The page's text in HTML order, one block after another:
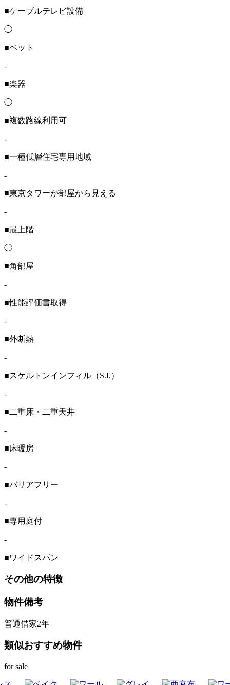
■ケーブルテレビ設備
◯
■ペット
-
■楽器
◯
■複数路線利用可
-
■一種低層住宅専用地域
-
■東京タワーが部屋から見える
-
■最上階
◯
■角部屋
-
■性能評価書取得
-
■外断熱
-
■スケルトンインフィル（S.I.）
-
■二重床・二重天井
-
■床暖房
-
■バリアフリー
-
■専用庭付
-
■ワイドスパン
その他の特徴
物件備考
普通借家2年
類似おすすめ物件
for sale